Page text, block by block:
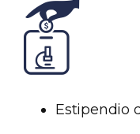
Estipendio